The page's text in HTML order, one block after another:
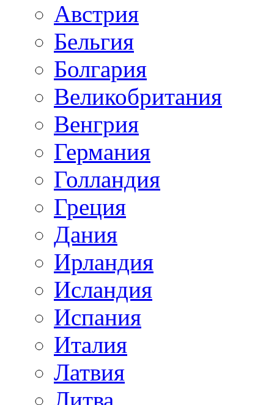
Австрия
Бельгия
Болгария
Великобритания
Венгрия
Германия
Голландия
Греция
Дания
Ирландия
Исландия
Испания
Италия
Латвия